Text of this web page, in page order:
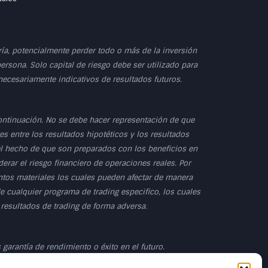
potencialmente perder todo o más de la inversión
Solo capital de riesgo debe ser utilizado para
indicativos de resultados futuros.
No se debe hacer representación de que
entre los resultados hipotéticos y los resultados
de que son preparados con los beneficios en
el riesgo financiero de operaciones reales. Por
materiales los cuales pueden afectar de manera
cualquier programa de trading especifico, los cuales
de trading de forma adversa.
de rendimiento o éxito en el futuro.